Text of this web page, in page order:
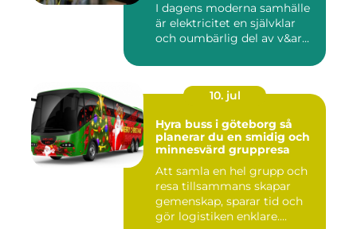
I dagens moderna samhälle
är elektricitet en självklar
och oumbärlig del av v&ar...
10. jul
Hyra buss i göteborg så
planerar du en smidig och
minnesvärd gruppresa
Att samla en hel grupp och
resa tillsammans skapar
gemenskap, sparar tid och
gör logistiken enklare....